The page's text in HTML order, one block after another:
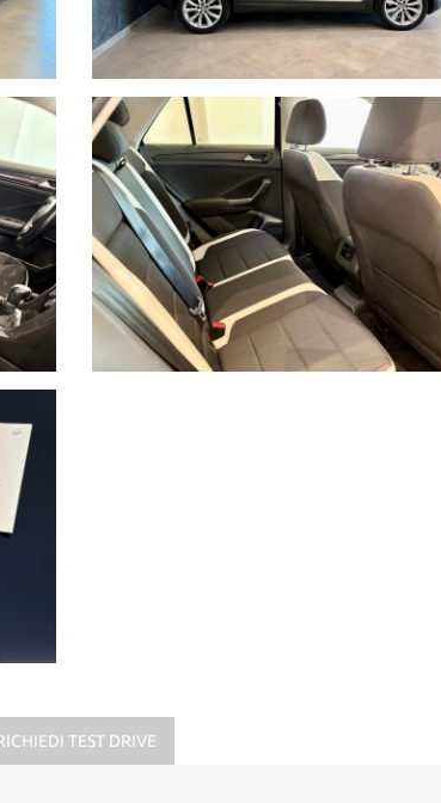
o Leasing studiati sulle reali esigenze del
l’accuratezza delle informazioni sulla
non uniformità dei dati pubblicati dai diversi
presentate nella scheda descrittiva e
TEST DRIVE